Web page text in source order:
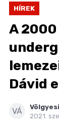
KRITIKÁK
INTERJÚK
KULT
HÍREK
A
Dávid
VÁ
2021.